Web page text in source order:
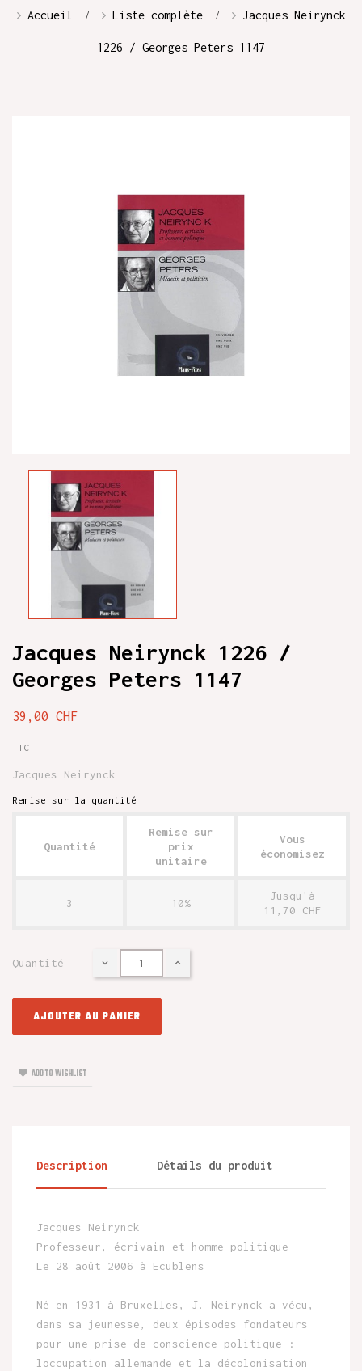
Accueil Liste complète Jacques Neirynck
1226 / Georges Peters 1147
Jacques Neirynck 1226 /
Georges Peters 1147
39,00 CHF
TTC
Jacques Neirynck
Remise sur la quantité
Quantité
Remise sur
prix
unitaire
Vous
économisez
3 10%
Jusqu'à
11,70 CHF
Quantité
AJOUTER AU PANIER
ADD TO WISHLIST
Description Détails du produit
Jacques Neirynck
Professeur, écrivain et homme politique
Le 28 août 2006 à Ecublens
Né en 1931 à Bruxelles, J. Neirynck a vécu,
dans sa jeunesse, deux épisodes fondateurs
pour une prise de conscience politique :
loccupation allemande et la décolonisation